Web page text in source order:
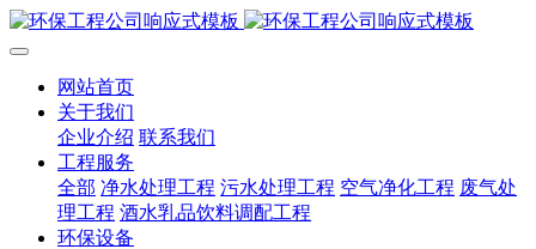
网站首页
关于我们
企业介绍 联系我们
工程服务
全部 净水处理工程 污水处理工程 空气净化工程 废气处
理工程 酒水乳品饮料调配工程
环保设备